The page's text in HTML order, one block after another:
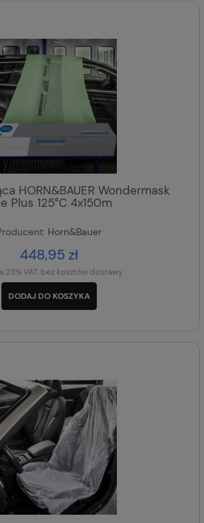
HORN&BAUER Wondermask
Plus 125°C 4x150m
Horn&Bauer
448,95 zł
23% VAT, bez kosztów dostawy
DODAJ DO KOSZYKA